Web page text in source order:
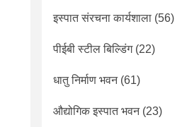
इस्पात संरचना कार्यशाला (56)
पीईबी स्टील बिल्डिंग(22)
धातु निर्माण भवन(61)
औद्योगिक इस्पात भवन(23)